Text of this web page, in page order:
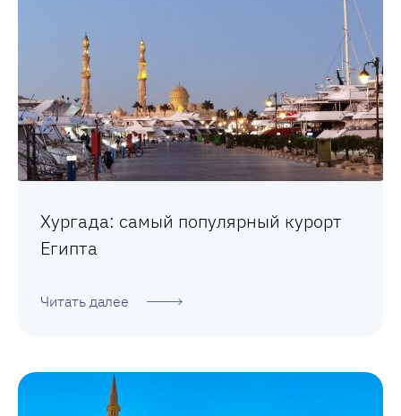
Хургада: самый популярный курорт
Египта
Читать далее